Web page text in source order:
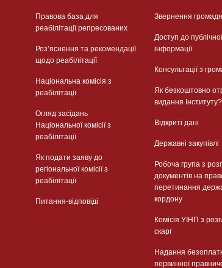
Правова база для
реабілітації репресованих
Розʼяснення та рекомендації
щодо реабілітації
Національна комісія з
реабілітації
Огляд засідань
Національної комісії з
реабілітації
Як подати заяву до
регіональної комісії з
реабілітації
Питання-відповіді
Звернення
Доступ до публічної
інформації
Консультації з
Як безкоштовно
видання Інституту?
Відкриті дані
Державні закупівлі
Робоча група з
документів на
перетинання
кордону
Комісія УІНП з
скарг
Надання
первинної